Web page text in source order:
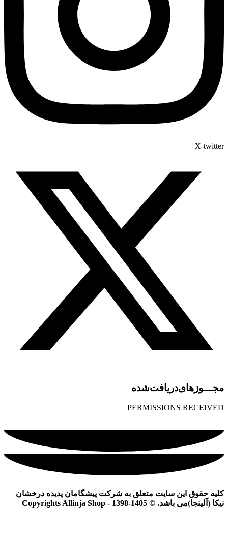
X-twitter
مجـــوز‌های‌دریافت‌شده
PERMISSIONS RECEIVED
کلیه حقوق این سایت متعلق به شرکت پیشگامان پدیده درخشان
نیکا (آلینجا)می باشد. © Copyrights Allinja Shop - 1398-1405